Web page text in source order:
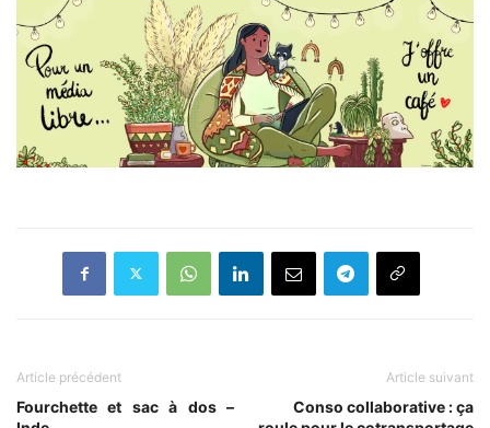
Article précédent
Fourchette et sac à dos –
Article suivant
Conso collaborative : ça